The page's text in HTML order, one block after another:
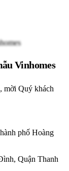
Vinhomes
mời Quý khách
phố Hoàng
Quận Thanh